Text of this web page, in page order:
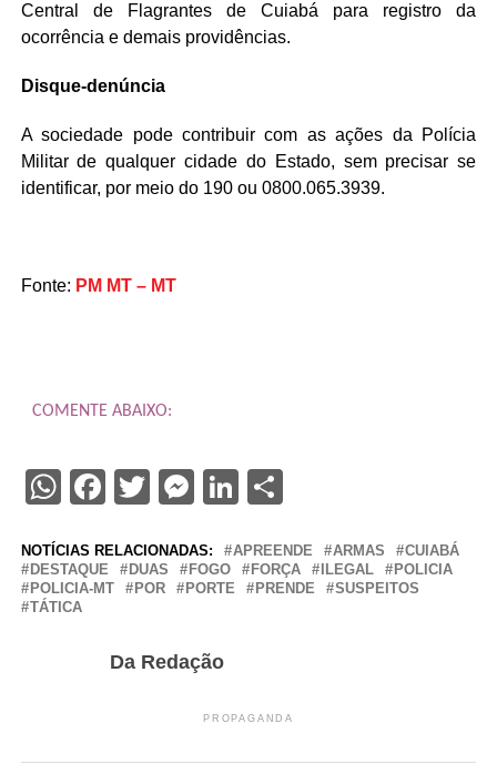
Central de Flagrantes de Cuiabá para registro da
ocorrência e demais providências.
Disque-denúncia
A sociedade pode contribuir com as ações da Polícia
Militar de qualquer cidade do Estado, sem precisar se
identificar, por meio do 190 ou 0800.065.3939.
Fonte: PM MT – MT
COMENTE ABAIXO:
WhatsApp
Facebook
Twitter
Messenger
LinkedIn
Share
NOTÍCIAS RELACIONADAS: APREENDE ARMAS
CUIABÁ
DESTAQUE
DUAS FOGO FORÇA ILEGAL
POLICIA
POLICIA-MT
POR PORTE PRENDE
SUSPEITOS
TÁTICA
Da Redação
PROPAGANDA